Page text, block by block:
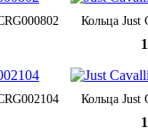
Кольца Just
Кольца Just